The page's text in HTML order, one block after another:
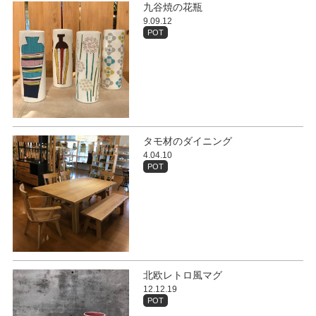
九谷焼の花瓶
9.09.12
POT
タモ材のダイニング
4.04.10
POT
北欧レトロ風マグ
12.12.19
POT